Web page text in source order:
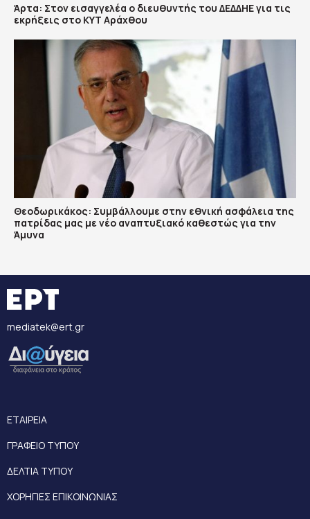
Άρτα: Στον εισαγγελέα ο διευθυντής του ΔΕΔΔΗΕ για τις
εκρήξεις στο ΚΥΤ Αράχθου
Θεοδωρικάκος: Συμβάλλουμε στην εθνική ασφάλεια της
πατρίδας μας με νέο αναπτυξιακό καθεστώς για την
Άμυνα
mediatek@ert.gr
ΕΤΑΙΡΕΙΑ
ΓΡΑΦΕΙΟ ΤΥΠΟΥ
ΔΕΛΤΙΑ ΤΥΠΟΥ
ΧΟΡΗΓΙΕΣ ΕΠΙΚΟΙΝΩΝΙΑΣ